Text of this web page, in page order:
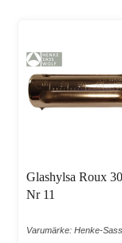
Glashylsa Roux
Nr 11
Varumärke: Henke-